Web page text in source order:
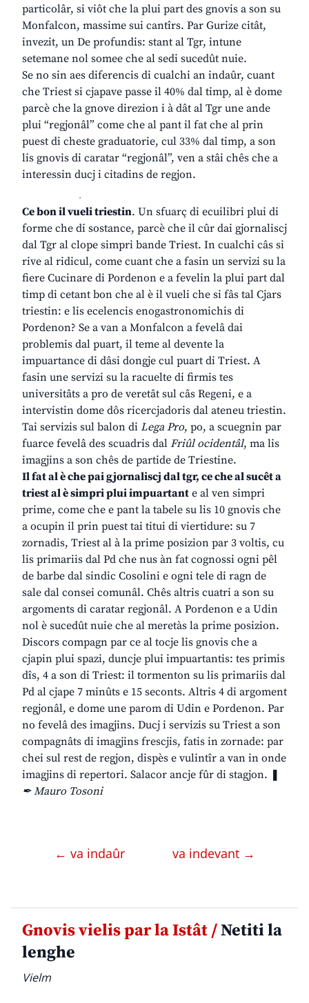
particolâr, si viôt che la plui part des gnovis a son su
Monfalcon, massime sui cantîrs. Par Gurize citât,
invezit, un De profundis: stant al Tgr, intune
setemane nol somee che al sedi sucedût nuie.
Se no sin aes diferencis di cualchi an indaûr, cuant
che Triest si cjapave passe il 40% dal timp, al è dome
parcè che la gnove direzion i à dât al Tgr une ande
plui “regjonâl” come che al pant il fat che al prin
puest di cheste graduatorie, cul 33% dal timp, a son
lis gnovis di caratar “regjonâl”, ven a stâi chês che a
interessin ducj i citadins de regjon.
.
Ce bon il vueli triestin. Un sfuarç di ecuilibri plui di
forme che di sostance, parcè che il cûr dai gjornaliscj
dal Tgr al clope simpri bande Triest. In cualchi câs si
rive al ridicul, come cuant che a fasin un servizi su la
fiere Cucinare di Pordenon e a fevelin la plui part dal
timp di cetant bon che al è il vueli che si fâs tal Cjars
triestin: e lis ecelencis enogastronomichis di
Pordenon? Se a van a Monfalcon a fevelâ dai
problemis dal puart, il teme al devente la
impuartance di dâsi dongje cul puart di Triest. A
fasin une servizi su la racuelte di firmis tes
universitâts a pro de veretât sul câs Regeni, e a
intervistin dome dôs ricercjadoris dal ateneu triestin.
Tai servizis sul balon di Lega Pro, po, a scuegnin par
fuarce fevelâ des scuadris dal Friûl ocidentâl, ma lis
imagjins a son chês de partide de Triestine.
Il fat al è che pai gjornaliscj dal tgr, ce che al sucêt a
triest al è simpri plui impuartant e al ven simpri
prime, come che e pant la tabele su lis 10 gnovis che
a ocupin il prin puest tai titui di viertidure: su 7
zornadis, Triest al à la prime posizion par 3 voltis, cu
lis primariis dal Pd che nus àn fat cognossi ogni pêl
de barbe dal sindic Cosolini e ogni tele di ragn de
sale dal consei comunâl. Chês altris cuatri a son su
argoments di caratar regjonâl. A Pordenon e a Udin
nol è sucedût nuie che al meretàs la prime posizion.
Discors compagn par ce al tocje lis gnovis che a
cjapin plui spazi, duncje plui impuartantis: tes primis
dîs, 4 a son di Triest: il tormenton su lis primariis dal
Pd al cjape 7 minûts e 15 seconts. Altris 4 di argoment
regjonâl, e dome une parom di Udin e Pordenon. Par
no fevelâ des imagjins. Ducj i servizis su Triest a son
compagnâts di imagjins frescjis, fatis in zornade: par
chei sul rest de regjon, dispès e vulintîr a van in onde
imagjins di repertori. Salacor ancje fûr di stagjon. ❚
✒ Mauro Tosoni
← va indaûr va indevant →
Gnovis vielis par la Istât /Netiti la
lenghe
Vielm